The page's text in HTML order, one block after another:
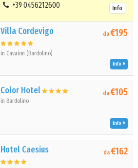
+39 0456212600
Info
Villa Cordevigo
in Cavaion (Bardolino)
da€195
Info
Color Hotel
in Bardolino
da€105
Info
Hotel Caesius da€162